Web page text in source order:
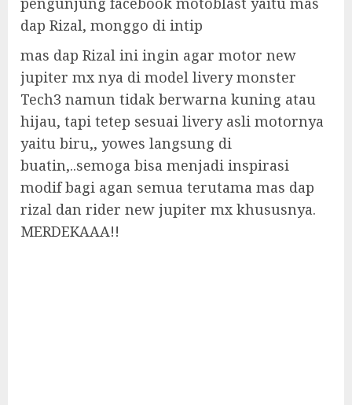
dap Rizal, monggo di intip
mas dap Rizal ini ingin agar motor new
jupiter mx nya di model livery monster
Tech3 namun tidak berwarna kuning atau
hijau, tapi tetep sesuai livery asli motornya
yaitu biru,, yowes langsung di
buatin,..semoga bisa menjadi inspirasi
modif bagi agan semua terutama mas dap
rizal dan rider new jupiter mx khususnya.
MERDEKAAA!!